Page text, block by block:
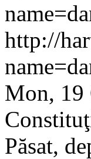
http://
Mon, 19
Păsat,